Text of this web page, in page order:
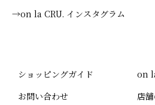
→on la CRU. インスタグラム
ショッピングガイド
お問い合わせ
on
店